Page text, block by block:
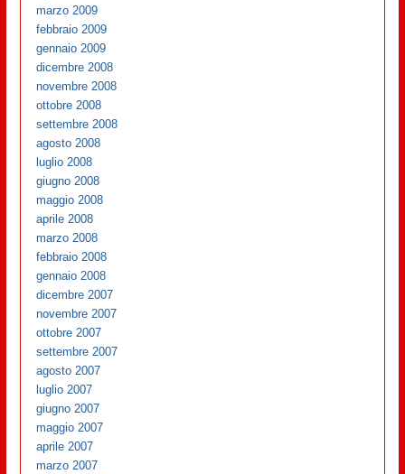
marzo 2009
febbraio 2009
gennaio 2009
dicembre 2008
novembre 2008
ottobre 2008
settembre 2008
agosto 2008
luglio 2008
giugno 2008
maggio 2008
aprile 2008
marzo 2008
febbraio 2008
gennaio 2008
dicembre 2007
novembre 2007
ottobre 2007
settembre 2007
agosto 2007
luglio 2007
giugno 2007
maggio 2007
aprile 2007
marzo 2007